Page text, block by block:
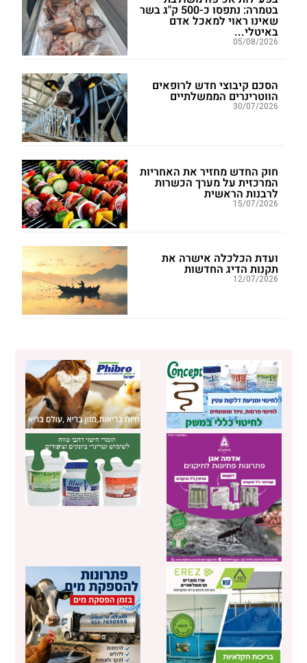
בטמרה: נתפסו כ-500 ק"ג בשר
שאינו ראוי למאכל אדם
באיטלי...
05/08/2026
הסכם קיבוצי חדש לרופאים
הווטרינרים הממשלתיים
30/07/2026
חוק החדש מחזיר את האחריות
המרכזית על מערך הכשרות
לרבנות הראשית
15/07/2026
ועדת הכלכלה אישרה את
תקנות הדיג החדשות
12/07/2026